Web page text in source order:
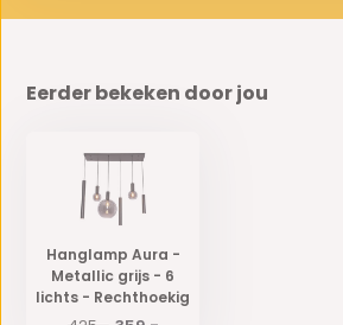
Eerder bekeken door jou
Hanglamp Aura -
Metallic grijs - 6
lichts - Rechthoekig